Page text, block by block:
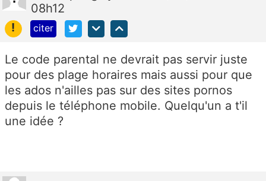
08h12
!
citer
Le code parental ne devrait pas servir juste
pour des plage horaires mais aussi pour que
les ados n'ailles pas sur des sites pornos
depuis le téléphone mobile. Quelqu'un a t'il
une idée ?